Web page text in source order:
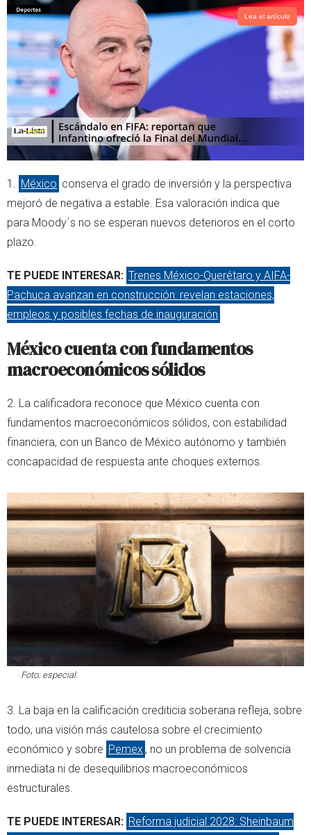
Lea el artículo
1.⁠ ⁠ México conserva el grado de inversión y la perspectiva
mejoró de negativa a estable. Esa valoración indica que
para Moody´s no se esperan nuevos deterioros en el corto
plazo.
TE PUEDE INTERESAR: Trenes México-Querétaro y AIFA-
Pachuca avanzan en construcción: revelan estaciones,
empleos y posibles fechas de inauguración
México cuenta con fundamentos
macroeconómicos sólidos
2. La calificadora reconoce que México cuenta con
fundamentos macroeconómicos sólidos, con estabilidad
financiera, con un Banco de México autónomo y también
concapacidad de respuesta ante choques externos.
Foto: especial.
3.⁠ ⁠La baja en la calificación crediticia soberana refleja, sobre
todo, una visión más cautelosa sobre el crecimiento
económico y sobre Pemex , no un problema de solvencia
inmediata ni de desequilibrios macroeconómicos
estructurales.
TE PUEDE INTERESAR: Reforma judicial 2028: Sheinbaum